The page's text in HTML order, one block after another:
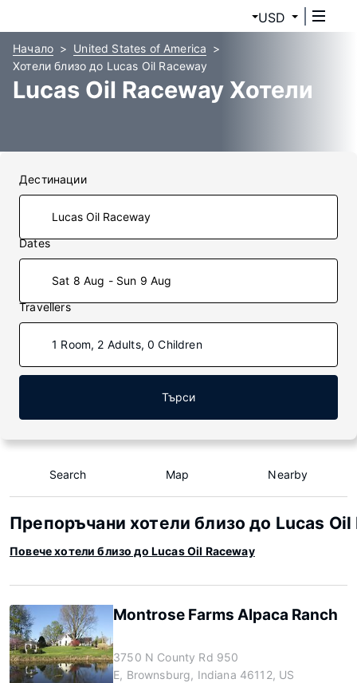
USD
Начало
United States of America
Хотели близо до Lucas Oil Raceway
Lucas Oil Raceway Хотели
Дестинации
Dates
Sat 8 Aug - Sun 9 Aug
Travellers
1 Room, 2 Adults, 0 Children
Търси
Search Map Nearby
Препоръчани хотели близо до Lucas Oil
Повече хотели близо до Lucas Oil Raceway
Montrose Farms Alpaca Ranch
3750 N County Rd 950
E, Brownsburg, Indiana 46112, US